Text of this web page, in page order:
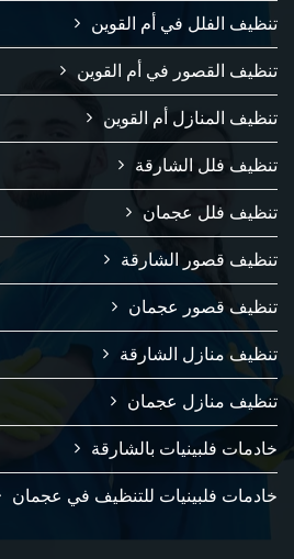
تنظيف الفلل في أم القوين
تنظيف القصور في أم القوين
تنظيف المنازل أم القوين
تنظيف فلل الشارقة
تنظيف فلل عجمان
تنظيف قصور الشارقة
تنظيف قصور عجمان
تنظيف منازل الشارقة
تنظيف منازل عجمان
خادمات فلبينيات بالشارقة
خادمات فلبينيات للتنظيف في عجمان